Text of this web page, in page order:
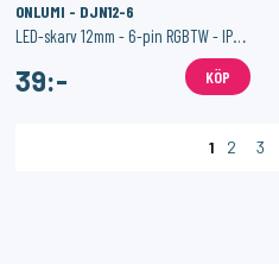
ONLUMI - DJN12-6
LED-skarv 12mm - 6-pin RGBTW - IP65 - Hippo-M
39:- KÖP
1 2 3